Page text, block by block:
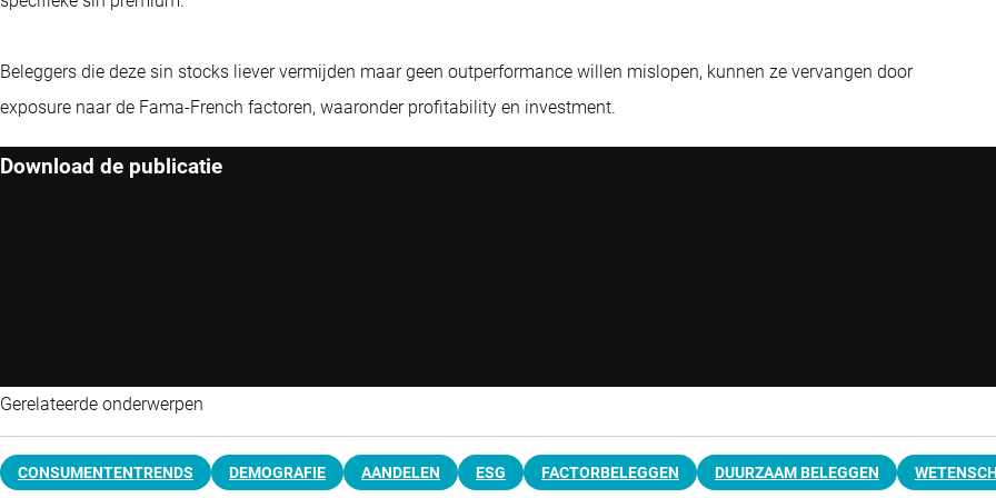
Beleggers die deze sin stocks liever vermijden maar geen outperformance willen mislopen, kunnen ze vervangen door
exposure naar de Fama-French factoren, waaronder profitability en investment.
Download de publicatie
Gerelateerde onderwerpen
CONSUMENTENTRENDS DEMOGRAFIE AANDELEN ESG FACTORBELEGGEN DUURZAAM BELEGGEN